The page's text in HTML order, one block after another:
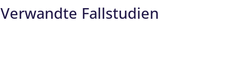
Verwandte Fallstudien